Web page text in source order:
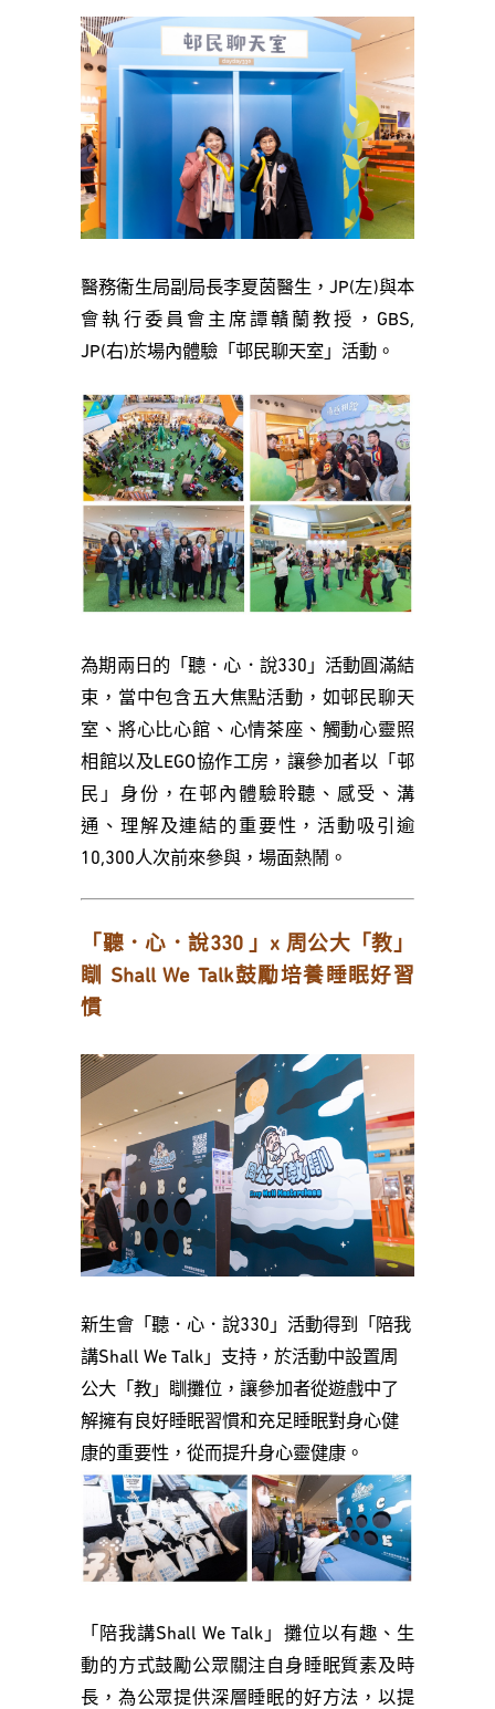
醫務衞生局副局長李夏茵醫生，JP(左)與本
會執行委員會主席譚贛蘭教授，GBS,
JP(右)於場內體驗「邨民聊天室」活動。
為期兩日的「聽．心．說330」活動圓滿結
束，當中包含五大焦點活動，如邨民聊天
室、將心比心館、心情茶座、觸動心靈照
相館以及LEGO協作工房，讓參加者以「邨
民」身份，在邨內體驗聆聽、感受、溝
通、理解及連結的重要性，活動吸引逾
10,300人次前來參與，場面熱鬧。
「聽．心．說330 」x 周公大「教」
瞓 Shall We Talk鼓勵培養睡眠好習
慣
新生會「聽．心．說330」活動得到「陪我
講Shall We Talk」支持，於活動中設置周
公大「教」瞓攤位，讓參加者從遊戲中了
解擁有良好睡眠習慣和充足睡眠對身心健
康的重要性，從而提升身心靈健康。
「陪我講Shall We Talk」攤位以有趣、生
動的方式鼓勵公眾關注自身睡眠質素及時
長，為公眾提供深層睡眠的好方法，以提